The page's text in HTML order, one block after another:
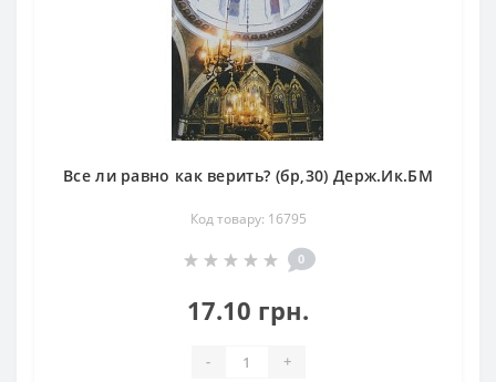
Все ли равно как верить? (бр,30) Держ.Ик.БМ
Код товару: 16795
0
17.10 грн.
- +